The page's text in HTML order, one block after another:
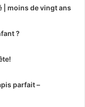
| moins de vingt ans
?
parfait –